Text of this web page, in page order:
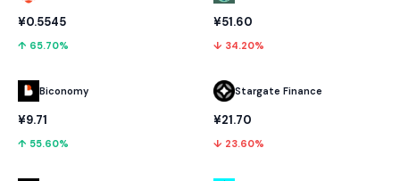
¥0.5545
↑ 65.70%
Biconomy
¥9.71
↑ 55.60%
¥51.60
↓ 34.20%
Stargate Finance
¥21.70
↓ 23.60%